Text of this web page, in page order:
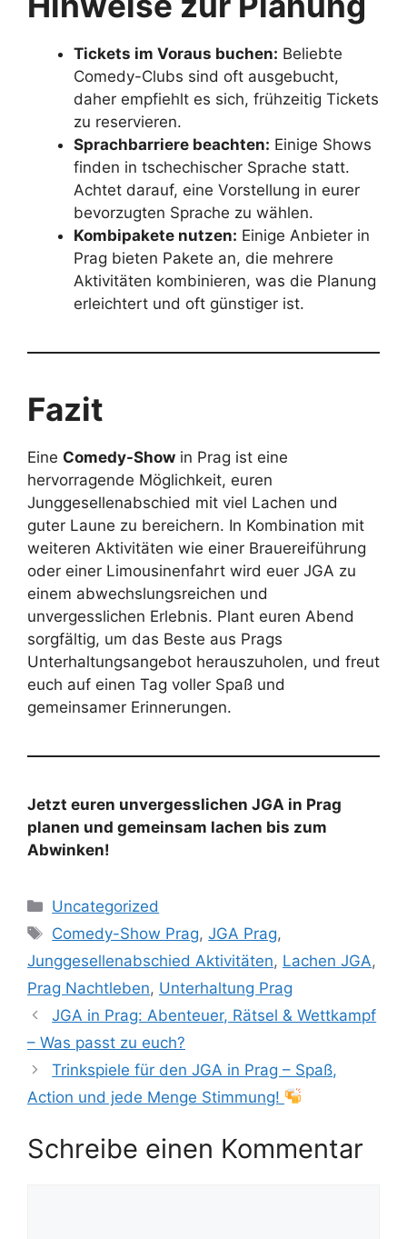
Tickets im Voraus buchen: Beliebte
Comedy-Clubs sind oft ausgebucht,
daher empfiehlt es sich, frühzeitig Tickets
zu reservieren.
Sprachbarriere beachten: Einige Shows
finden in tschechischer Sprache statt.
Achtet darauf, eine Vorstellung in eurer
bevorzugten Sprache zu wählen.
Kombipakete nutzen: Einige Anbieter in
Prag bieten Pakete an, die mehrere
Aktivitäten kombinieren, was die Planung
erleichtert und oft günstiger ist.
Fazit
Eine Comedy-Show in Prag ist eine
hervorragende Möglichkeit, euren
Junggesellenabschied mit viel Lachen und
guter Laune zu bereichern. In Kombination mit
weiteren Aktivitäten wie einer Brauereiführung
oder einer Limousinenfahrt wird euer JGA zu
einem abwechslungsreichen und
unvergesslichen Erlebnis. Plant euren Abend
sorgfältig, um das Beste aus Prags
Unterhaltungsangebot herauszuholen, und freut
euch auf einen Tag voller Spaß und
gemeinsamer Erinnerungen.
Jetzt euren unvergesslichen JGA in Prag
planen und gemeinsam lachen bis zum
Abwinken!
Kategorien
Uncategorized
Schlagwörter
Comedy-Show Prag,JGA Prag,
Junggesellenabschied Aktivitäten, Lachen JGA,
Prag Nachtleben, Unterhaltung Prag
JGA in Prag: Abenteuer, Rätsel & Wettkampf
– Was passt zu euch?
Trinkspiele für den JGA in Prag – Spaß,
Action und jede Menge Stimmung!
Schreibe einen Kommentar